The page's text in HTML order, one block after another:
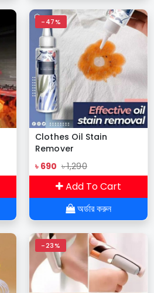
-47%
Clothes Oil Stain
Remover
৳ 690 ৳ 1,290
Add To Cart
অর্ডার করুন
-23%